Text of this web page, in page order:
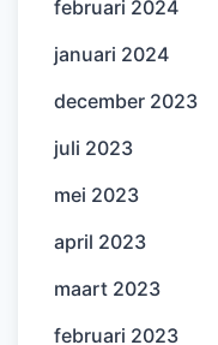
februari 2024
januari 2024
december 2023
juli 2023
mei 2023
april 2023
maart 2023
februari 2023